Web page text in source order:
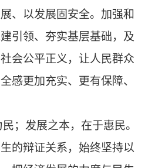
、以发展固安全。加强和
引领、夯实基层基础，及
会公平正义，让人民群众
感更加充实、更有保障、
；发展之本，在于惠民。
的辩证关系，始终坚持以